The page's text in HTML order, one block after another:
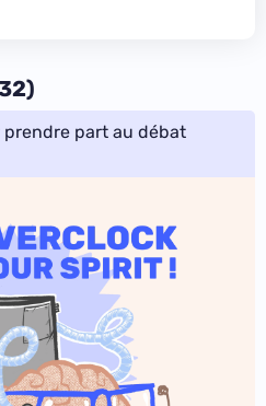
part au débat